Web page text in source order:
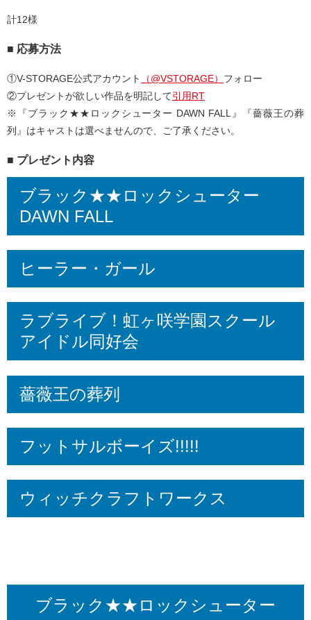
計12様
■ 応募方法
①V-STORAGE公式アカウント （@VSTORAGE） フォロー
②プレゼントが欲しい作品を明記して引用RT
※『ブラック★★ロックシューター DAWN FALL』『薔薇王の葬
列』はキャストは選べませんので、ご了承ください。
■ プレゼント内容
ブラック★★ロックシューター
DAWN FALL
ヒーラー・ガール
ラブライブ！虹ヶ咲学園スクール
アイドル同好会
薔薇王の葬列
フットサルボーイズ!!!!!
ウィッチクラフトワークス
ブラック★★ロックシューター